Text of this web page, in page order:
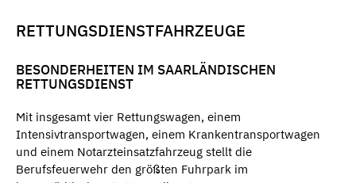
RETTUNGSDIENSTFAHRZEUGE
BESONDERHEITEN IM SAARLÄNDISCHEN
RETTUNGSDIENST
Mit insgesamt vier Rettungswagen, einem
Intensivtransportwagen, einem Krankentransportwagen
und einem Notarzteinsatzfahrzeug stellt die
Berufsfeuerwehr den größten Fuhrpark im